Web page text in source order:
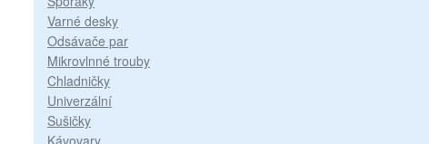
Varné desky
Odsávače par
Mikrovlnné trouby
Chladničky
Univerzální
Sušičky
Kávovary